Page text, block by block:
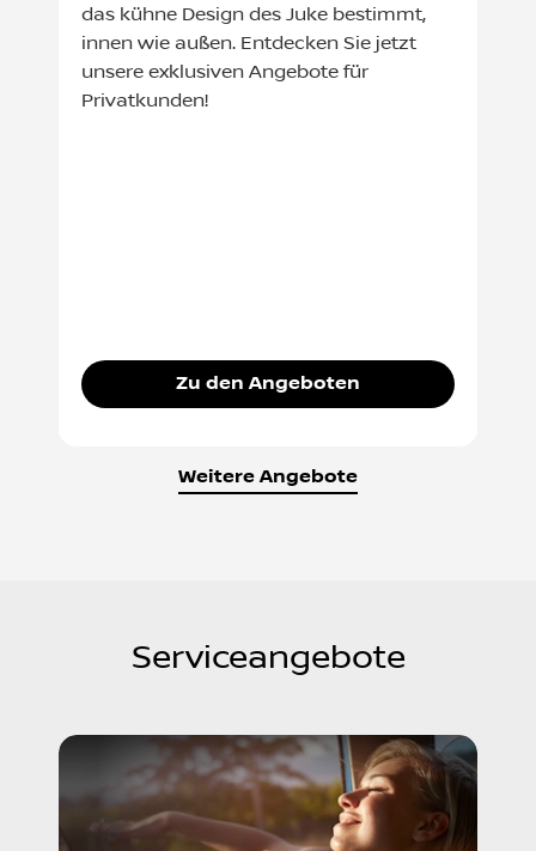
das kühne Design des Juke bestimmt,
innen wie außen. Entdecken Sie jetzt
unsere exklusiven Angebote für
Privatkunden!
Zu den Angeboten
Weitere Angebote
Serviceangebote